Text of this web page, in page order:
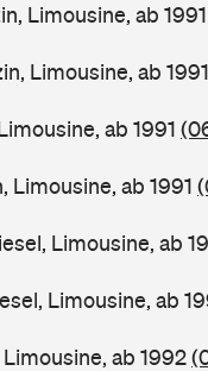
Limousine, ab 1991
Limousine, ab 1991
ab 1991
Limousine, ab 1991
Limousine, ab
Limousine, ab
Limousine, ab 1992